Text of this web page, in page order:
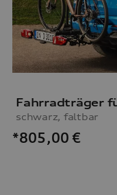
schwarz, faltbar
*805,00 €